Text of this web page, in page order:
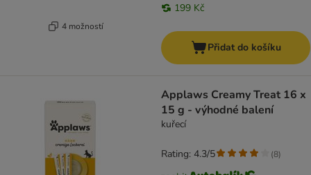
4 možností
199 Kč
Přidat do košíku
Applaws Creamy Treat 16 x
15 g - výhodné balení
kuřecí
Rating: 4.3/5 (8)